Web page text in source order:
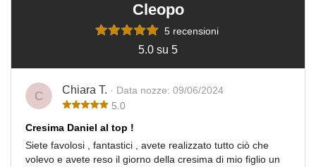
Cleopo
5 recensioni
5.0 su 5
C Chiara T. · Data nozze: 09/06/2024
5.0
Cresima Daniel al top !
Siete favolosi , fantastici , avete realizzato tutto ciò che
volevo e avete reso il giorno della cresima di mio figlio un